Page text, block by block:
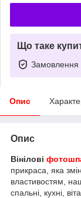
Що таке
Замовлення
Опис
Опис
Вінілові
прикраса, яка
властивостям,
спальні, кухні,